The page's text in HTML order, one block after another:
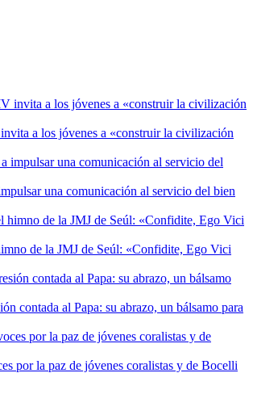
a los jóvenes a «construir la civilización
una comunicación al servicio del bien
de la JMJ de Seúl: «Confidite, Ego Vici
contada al Papa: su abrazo, un bálsamo para
por la paz de jóvenes coralistas y de Bocelli